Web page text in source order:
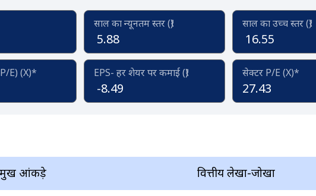
साल का न्यूनतम स्तर (₹)
5.88
साल का उच्च स्तर (₹)
16.55
E) (X)* EPS- हर शेयर पर कमाई (₹)
-8.49
सेक्टर P/E (X)*
27.43
प्रमुख आंकड़े वित्तीय लेखा-जोखा